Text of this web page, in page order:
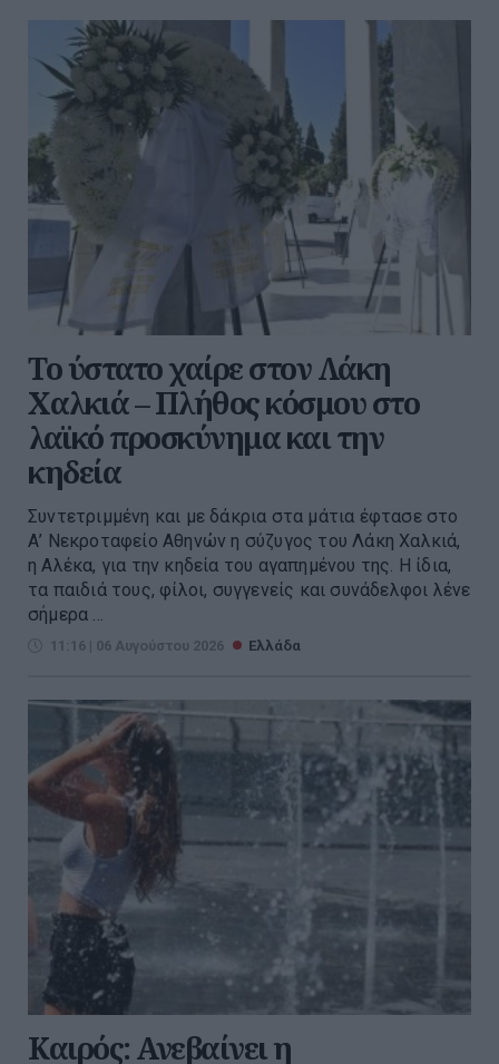
Το ύστατο χαίρε στον Λάκη
Χαλκιά – Πλήθος κόσμου στο
λαϊκό προσκύνημα και την
κηδεία
Συντετριμμένη και με δάκρια στα μάτια έφτασε στο
Α’ Νεκροταφείο Αθηνών η σύζυγος του Λάκη Χαλκιά,
η Αλέκα, για την κηδεία του αγαπημένου της. Η ίδια,
τα παιδιά τους, φίλοι, συγγενείς και συνάδελφοι λένε
σήμερα ...
11:16 | 06 Αυγούστου 2026 Ελλάδα
Καιρός: Ανεβαίνει η